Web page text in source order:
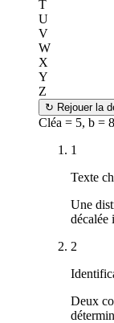
T
U
V
W
X
Y
Z
↻ Rejouer la
Cléa = 5, b = 8
1
Texte
Une
décalée
2
Deux